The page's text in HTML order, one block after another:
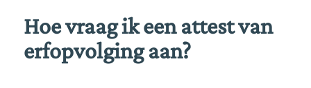
Hoe vraag ik een attest van
erfopvolging aan?